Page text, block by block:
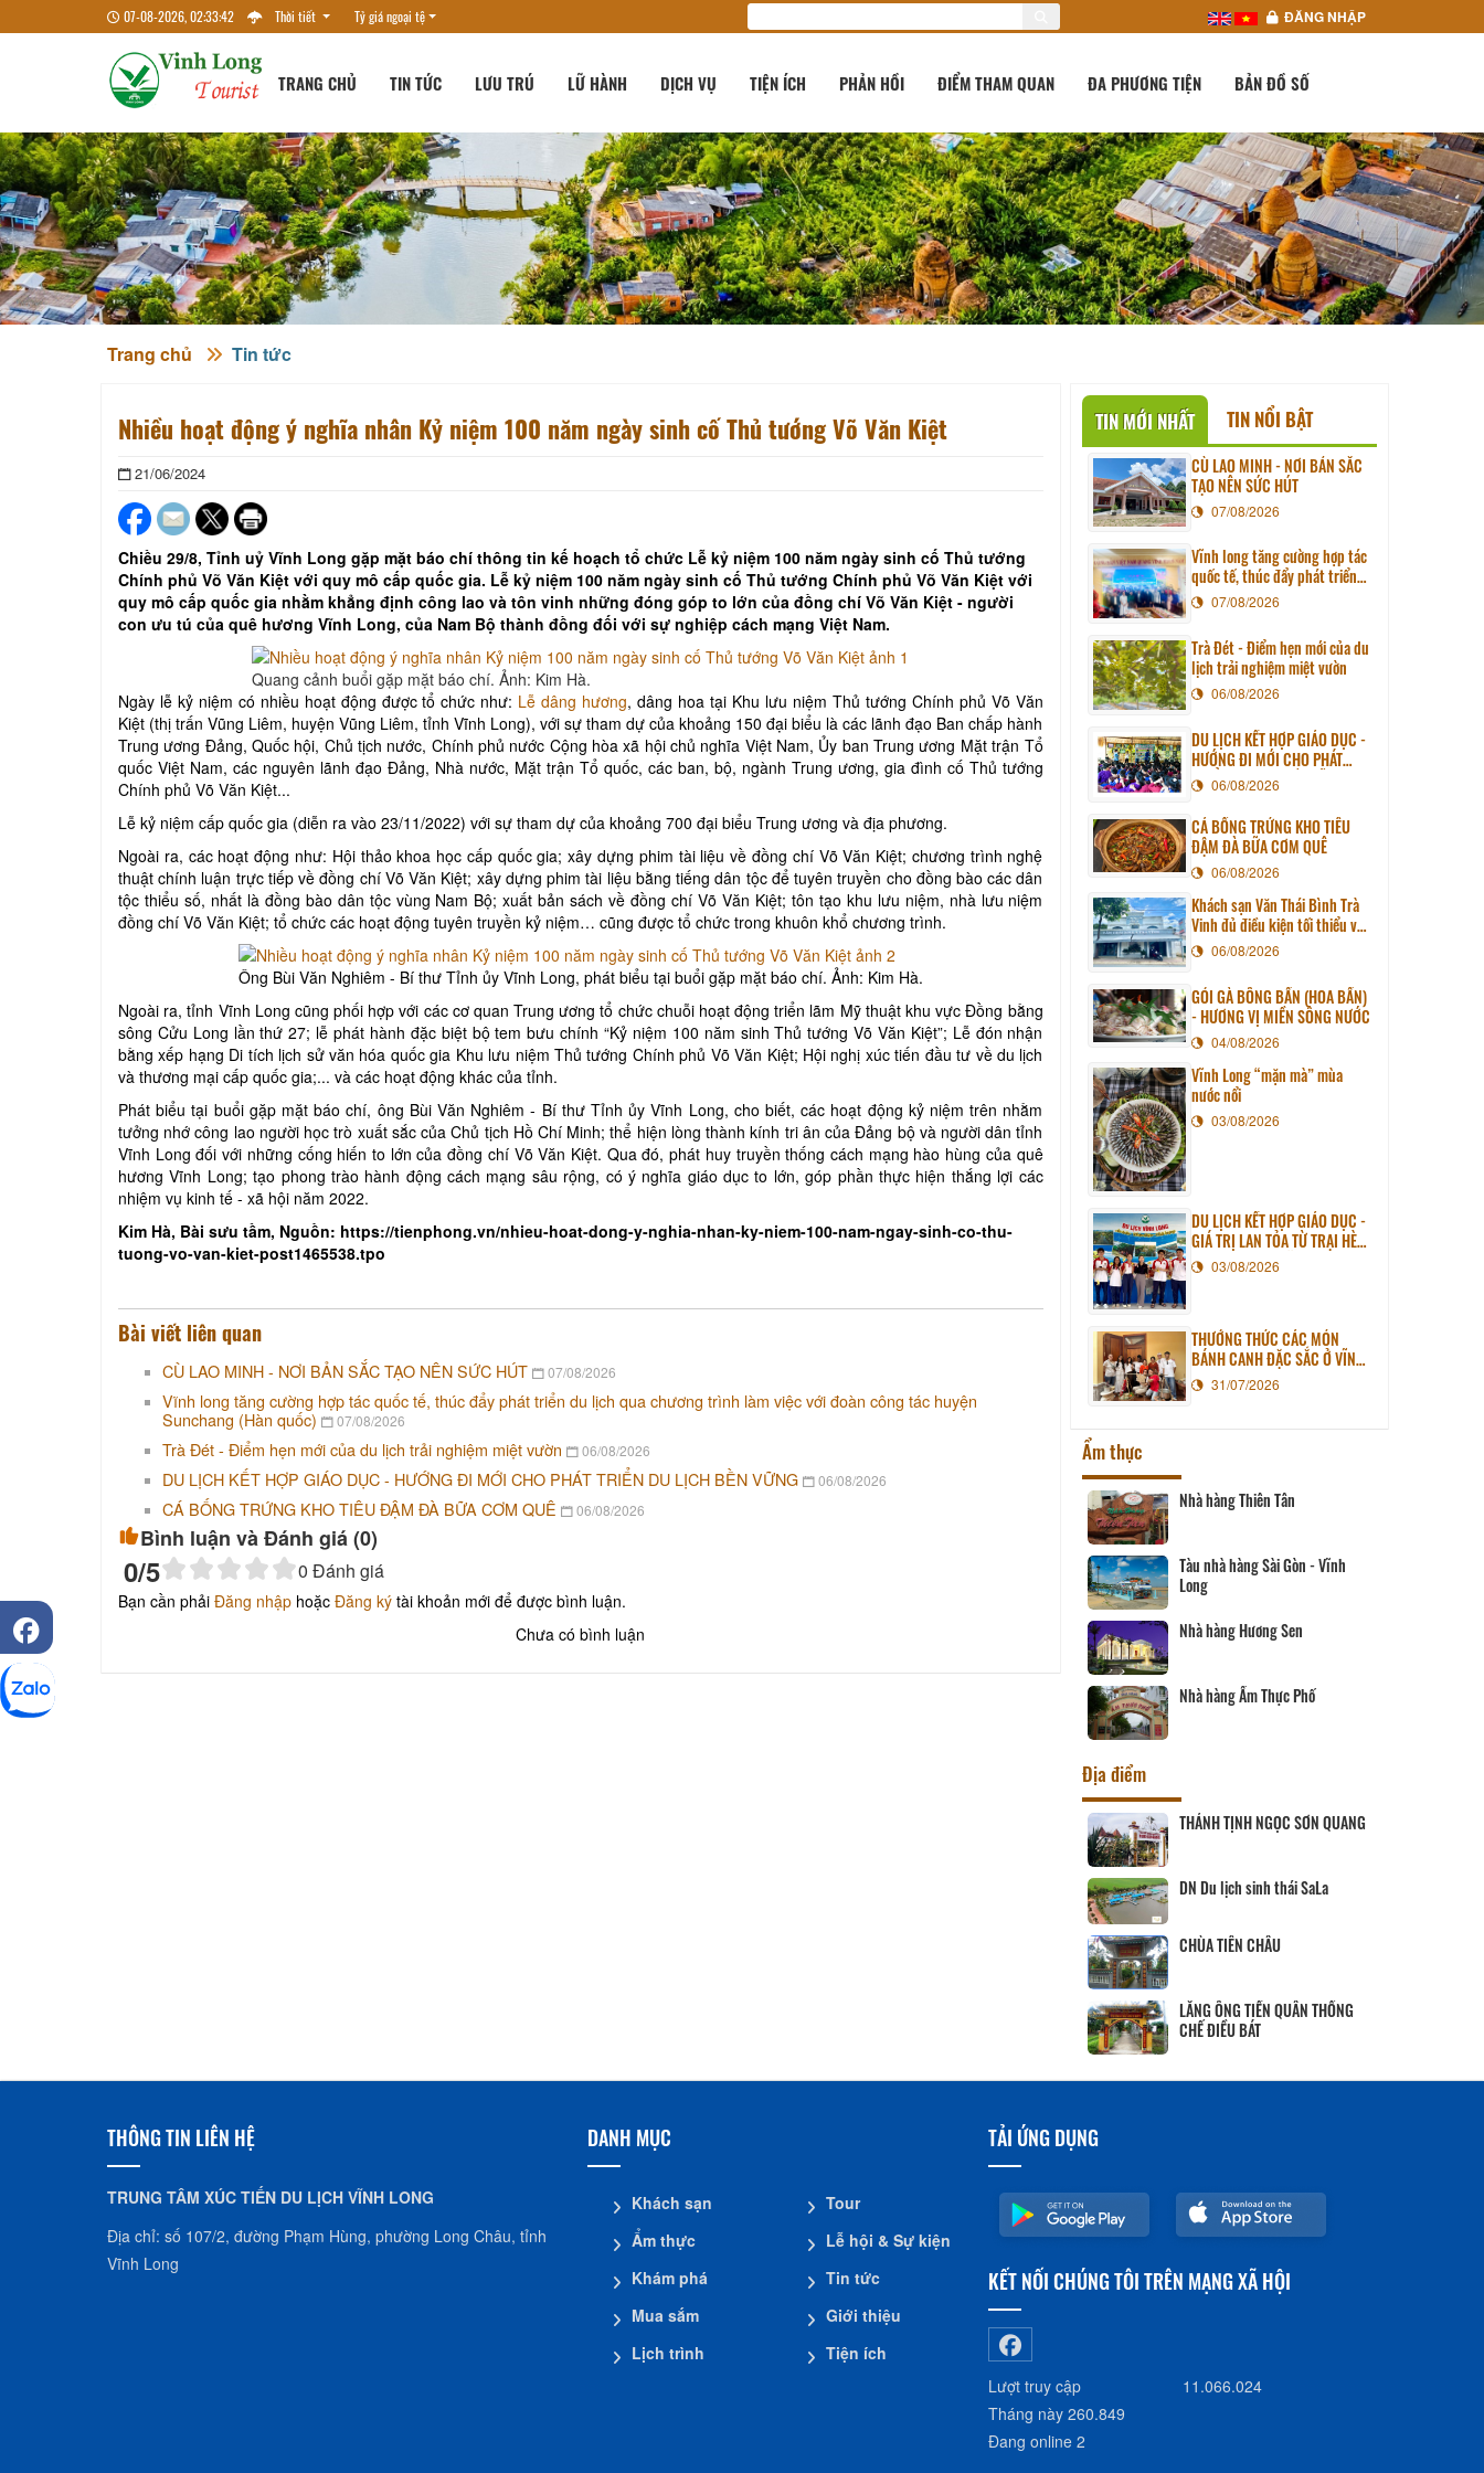
07-08-2026, 02:33:42 Thời tiết Tỷ giá ngoại tệ ĐĂNG NHẬP
TRANG CHỦ TIN TỨC LƯU TRÚ LỮ HÀNH DỊCH VỤ TIỆN ÍCH PHẢN HỒI ĐIỂM THAM QUAN ĐA PHƯƠNG TIỆN BẢN ĐỒ SỐ
Trang chủ Tin tức
Nhiều hoạt động ý nghĩa nhân Kỷ niệm 100 năm ngày sinh cố Thủ tướng Võ Văn Kiệt
21/06/2024
Chiều 29/8, Tỉnh uỷ Vĩnh Long gặp mặt báo chí thông tin kế hoạch tổ chức Lễ kỷ niệm 100 năm ngày sinh cố Thủ tướng
Chính phủ Võ Văn Kiệt với quy mô cấp quốc gia. Lễ kỷ niệm 100 năm ngày sinh cố Thủ tướng Chính phủ Võ Văn Kiệt với
quy mô cấp quốc gia nhằm khẳng định công lao và tôn vinh những đóng góp to lớn của đồng chí Võ Văn Kiệt - người
con ưu tú của quê hương Vĩnh Long, của Nam Bộ thành đồng đối với sự nghiệp cách mạng Việt Nam.
Quang cảnh buổi gặp mặt báo chí. Ảnh: Kim Hà.
Ngày lễ kỷ niệm có nhiều hoạt động được tổ chức như: Lễ dâng hương, dâng hoa tại Khu lưu niệm Thủ tướng Chính phủ Võ Văn
Kiệt (thị trấn Vũng Liêm, huyện Vũng Liêm, tỉnh Vĩnh Long), với sự tham dự của khoảng 150 đại biểu là các lãnh đạo Ban chấp hành
Trung ương Đảng, Quốc hội, Chủ tịch nước, Chính phủ nước Cộng hòa xã hội chủ nghĩa Việt Nam, Ủy ban Trung ương Mặt trận Tổ
quốc Việt Nam, các nguyên lãnh đạo Đảng, Nhà nước, Mặt trận Tổ quốc, các ban, bộ, ngành Trung ương, gia đình cố Thủ tướng
Chính phủ Võ Văn Kiệt...
Lễ kỷ niệm cấp quốc gia (diễn ra vào 23/11/2022) với sự tham dự của khoảng 700 đại biểu Trung ương và địa phương.
Ngoài ra, các hoạt động như: Hội thảo khoa học cấp quốc gia; xây dựng phim tài liệu về đồng chí Võ Văn Kiệt; chương trình nghệ
thuật chính luận trực tiếp về đồng chí Võ Văn Kiệt; xây dựng phim tài liệu bằng tiếng dân tộc để tuyên truyền cho đồng bào các dân
tộc thiểu số, nhất là đồng bào dân tộc vùng Nam Bộ; xuất bản sách về đồng chí Võ Văn Kiệt; tôn tạo khu lưu niệm, nhà lưu niệm
đồng chí Võ Văn Kiệt; tổ chức các hoạt động tuyên truyền kỷ niệm… cũng được tổ chức trong khuôn khổ chương trình.
Ông Bùi Văn Nghiêm - Bí thư Tỉnh ủy Vĩnh Long, phát biểu tại buổi gặp mặt báo chí. Ảnh: Kim Hà.
Ngoài ra, tỉnh Vĩnh Long cũng phối hợp với các cơ quan Trung ương tổ chức chuỗi hoạt động triển lãm Mỹ thuật khu vực Đồng bằng
sông Cửu Long lần thứ 27; lễ phát hành đặc biệt bộ tem bưu chính “Kỷ niệm 100 năm sinh Thủ tướng Võ Văn Kiệt”; Lễ đón nhận
bằng xếp hạng Di tích lịch sử văn hóa quốc gia Khu lưu niệm Thủ tướng Chính phủ Võ Văn Kiệt; Hội nghị xúc tiến đầu tư về du lịch
và thương mại cấp quốc gia;... và các hoạt động khác của tỉnh.
Phát biểu tại buổi gặp mặt báo chí, ông Bùi Văn Nghiêm - Bí thư Tỉnh ủy Vĩnh Long, cho biết, các hoạt động kỷ niệm trên nhằm
tưởng nhớ công lao người học trò xuất sắc của Chủ tịch Hồ Chí Minh; thể hiện lòng thành kính tri ân của Đảng bộ và người dân tỉnh
Vĩnh Long đối với những cống hiến to lớn của đồng chí Võ Văn Kiệt. Qua đó, phát huy truyền thống cách mạng hào hùng của quê
hương Vĩnh Long; tạo phong trào hành động cách mạng sâu rộng, có ý nghĩa giáo dục to lớn, góp phần thực hiện thắng lợi các
nhiệm vụ kinh tế - xã hội năm 2022.
Kim Hà, Bài sưu tầm, Nguồn: https://tienphong.vn/nhieu-hoat-dong-y-nghia-nhan-ky-niem-100-nam-ngay-sinh-co-thu-
tuong-vo-van-kiet-post1465538.tpo
Bài viết liên quan
CÙ LAO MINH - NƠI BẢN SẮC TẠO NÊN SỨC HÚT 07/08/2026
Vĩnh long tăng cường hợp tác quốc tế, thúc đẩy phát triển du lịch qua chương trình làm việc với đoàn công tác huyện
Sunchang (Hàn quốc)
07/08/2026
Trà Đét - Điểm hẹn mới của du lịch trải nghiệm miệt vườn 06/08/2026
DU LỊCH KẾT HỢP GIÁO DỤC - HƯỚNG ĐI MỚI CHO PHÁT TRIỂN DU LỊCH BỀN VỮNG 06/08/2026
CÁ BỐNG TRỨNG KHO TIÊU ĐẬM ĐÀ BỮA CƠM QUÊ 06/08/2026
Bình luận và Đánh giá (0)
0/5 0 Đánh giá
Bạn cần phải Đăng nhập hoặc Đăng ký tài khoản mới để được bình luận.
Chưa có bình luận
TIN MỚI NHẤT TIN NỔI BẬT
CÙ LAO MINH - NƠI BẢN SẮC
TẠO NÊN SỨC HÚT
07/08/2026
Vĩnh long tăng cường hợp tác
quốc tế, thúc đẩy phát triển
du lịch qua chương trình làm
việc với đoàn công tác huyện
Sunchang (Hàn quốc)
07/08/2026
Trà Đét - Điểm hẹn mới của du
lịch trải nghiệm miệt vườn
06/08/2026
DU LỊCH KẾT HỢP GIÁO DỤC -
HƯỚNG ĐI MỚI CHO PHÁT
TRIỂN DU LỊCH BỀN VỮNG
06/08/2026
CÁ BỐNG TRỨNG KHO TIÊU
ĐẬM ĐÀ BỮA CƠM QUÊ
06/08/2026
Khách sạn Văn Thái Bình Trà
Vinh đủ điều kiện tối thiểu về
cơ sở vật chất kỹ thuật và
dịch vụ của cơ sở lưu trú du
lịch
06/08/2026
GỎI GÀ BÔNG BẦN (HOA BẦN)
- HƯƠNG VỊ MIỀN SÔNG NƯỚC
04/08/2026
Vĩnh Long “mặn mà” mùa
nước nổi
03/08/2026
DU LỊCH KẾT HỢP GIÁO DỤC -
GIÁ TRỊ LAN TỎA TỪ TRẠI HÈ
PHƯƠNG NAM NĂM 2026
03/08/2026
THƯỞNG THỨC CÁC MÓN
BÁNH CANH ĐẶC SẮC Ở VĨNH
LONG31/07/2026
Ẩm thực
Nhà hàng Thiên Tân
Tàu nhà hàng Sài Gòn - Vĩnh
Long
Nhà hàng Hương Sen
Nhà hàng Ẩm Thực Phố
Địa điểm
THÁNH TỊNH NGỌC SƠN QUANG
DN Du lịch sinh thái SaLa
CHÙA TIÊN CHÂU
LĂNG ÔNG TIỀN QUÂN THỐNG
CHẾ ĐIỀU BÁT
THÔNG TIN LIÊN HỆ
TRUNG TÂM XÚC TIẾN DU LỊCH VĨNH LONG
Địa chỉ: số 107/2, đường Phạm Hùng, phường Long Châu, tỉnh
Vĩnh Long
DANH MỤC
Khách sạn
Ẩm thực
Khám phá
Mua sắm
Lịch trình
Tour
Lễ hội & Sự kiện
Tin tức
Giới thiệu
Tiện ích
TẢI ỨNG DỤNG
KẾT NỐI CHÚNG TÔI TRÊN MẠNG XÃ HỘI
Lượt truy cập
11.066.024
Tháng này 260.849
Đang online 2